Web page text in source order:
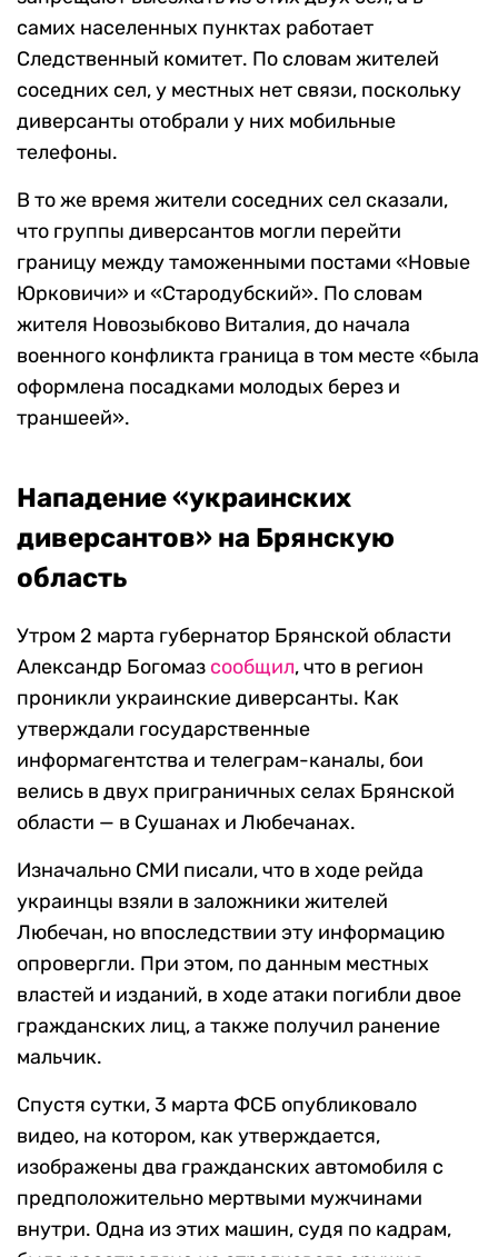
самих населенных пунктах работает
Следственный комитет. По словам жителей
соседних сел, у местных нет связи, поскольку
диверсанты отобрали у них мобильные
телефоны.
В то же время жители соседних сел сказали,
что группы диверсантов могли перейти
границу между таможенными постами «Новые
Юрковичи» и «Стародубский». По словам
жителя Новозыбково Виталия, до начала
военного конфликта граница в том месте «была
оформлена посадками молодых берез и
траншеей».
Нападение «украинских
диверсантов» на Брянскую
область
Утром 2 марта губернатор Брянской области
Александр Богомаз сообщил, что в регион
проникли украинские диверсанты. Как
утверждали государственные
информагентства и телеграм-каналы, бои
велись в двух приграничных селах Брянской
области — в Сушанах и Любечанах.
Изначально СМИ писали, что в ходе рейда
украинцы взяли в заложники жителей
Любечан, но впоследствии эту информацию
опровергли. При этом, по данным местных
властей и изданий, в ходе атаки погибли двое
гражданских лиц, а также получил ранение
мальчик.
Спустя сутки, 3 марта ФСБ опубликовало
видео, на котором, как утверждается,
изображены два гражданских автомобиля с
предположительно мертвыми мужчинами
внутри. Одна из этих машин, судя по кадрам,